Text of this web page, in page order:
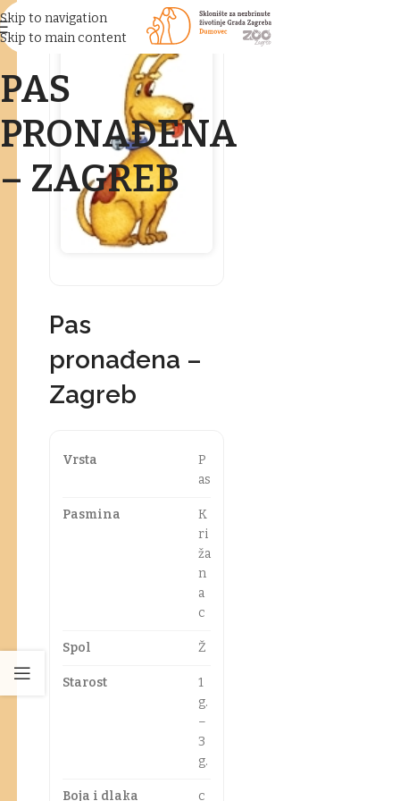
Skip to navigation
Skip to main content
PAS
PRONAĐENA
– ZAGREB
Pas
pronađena –
Zagreb
Vrsta
P
as
Pasmina
K
ri
ža
n
a
c
Spol Ž
Starost
1
g.
–
3
g.
Boja i dlaka
c